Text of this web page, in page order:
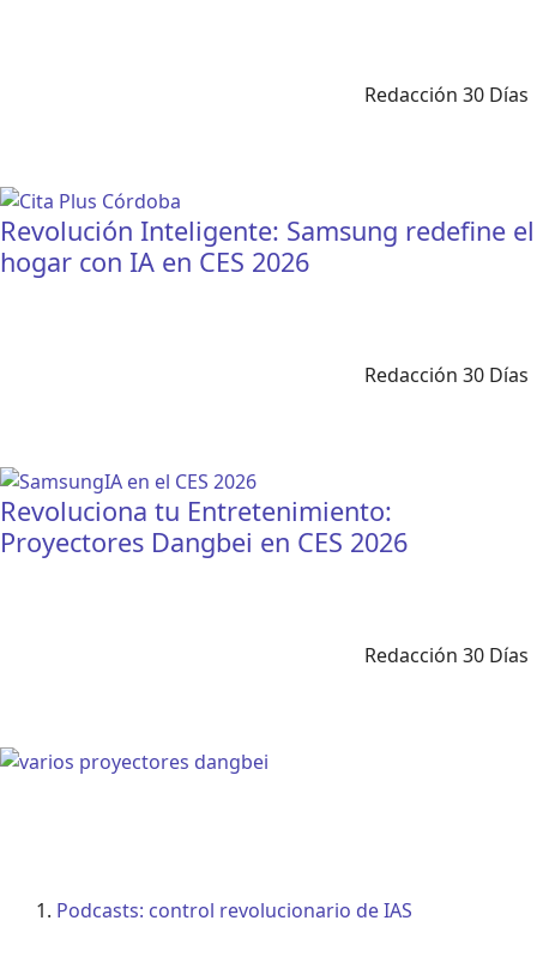
Redacción 30 Días
Revolución Inteligente: Samsung redefine el
hogar con IA en CES 2026
Redacción 30 Días
Revoluciona tu Entretenimiento:
Proyectores Dangbei en CES 2026
Redacción 30 Días
Podcasts: control revolucionario de IAS